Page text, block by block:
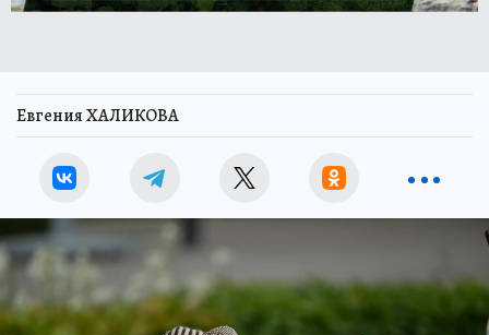
Евгения ХАЛИКОВА